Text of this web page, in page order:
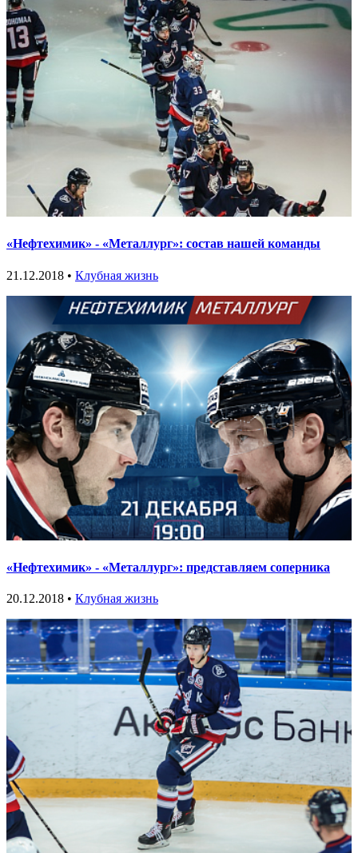
«Нефтехимик» - «Металлург»: состав нашей команды
21.12.2018 • Клубная жизнь
«Нефтехимик» - «Металлург»: представляем соперника
20.12.2018 • Клубная жизнь